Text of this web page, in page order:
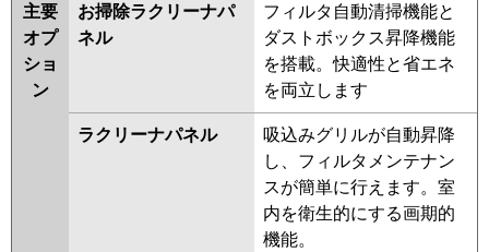
主要
オプ
ショ
ン
お掃除ラクリーナパ
ネル
フィルタ自動清掃機能と
ダストボックス昇降機能
を搭載。快適性と省エネ
を両立します
ラクリーナパネル
吸込みグリルが自動昇降
し、フィルタメンテナン
スが簡単に行えます。室
内を衛生的にする画期的
機能。